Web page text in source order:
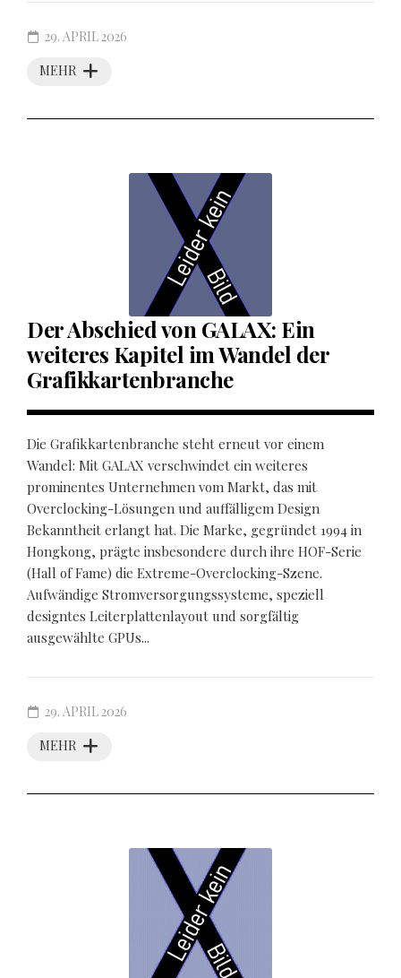
MEHR
29. APRIL 2026
Der Abschied von GALAX: Ein
weiteres Kapitel im Wandel der
Grafikkartenbranche
Die Grafikkartenbranche steht erneut vor einem
Wandel: Mit GALAX verschwindet ein weiteres
prominentes Unternehmen vom Markt, das mit
Overclocking-Lösungen und auffälligem Design
Bekanntheit erlangt hat. Die Marke, gegründet 1994 in
Hongkong, prägte insbesondere durch ihre HOF-Serie
(Hall of Fame) die Extreme-Overclocking-Szene.
Aufwändige Stromversorgungssysteme, speziell
designtes Leiterplattenlayout und sorgfältig
ausgewählte GPUs...
MEHR
29. APRIL 2026